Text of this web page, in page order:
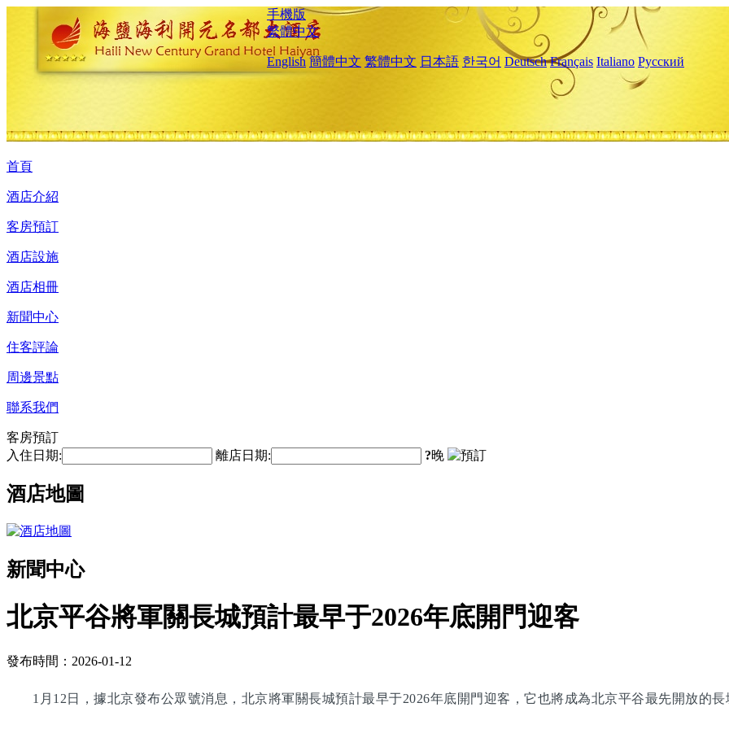
手機版
繁體中文
English 簡體中文 繁體中文 日本語 한국어 Deutsch Français Italiano Русский
首頁
酒店介紹
客房預訂
酒店設施
酒店相冊
新聞中心
住客評論
周邊景點
聯系我們
客房預訂
入住日期:
離店日期: ?晚
酒店地圖
新聞中心
北京平谷將軍關長城預計最早于2026年底開門迎客
發布時間：2026-01-12
1月12日，據北京發布公眾號消息，北京將軍關長城預計最早于2026年底開門迎客，它也將成為北京平谷最先開放的長